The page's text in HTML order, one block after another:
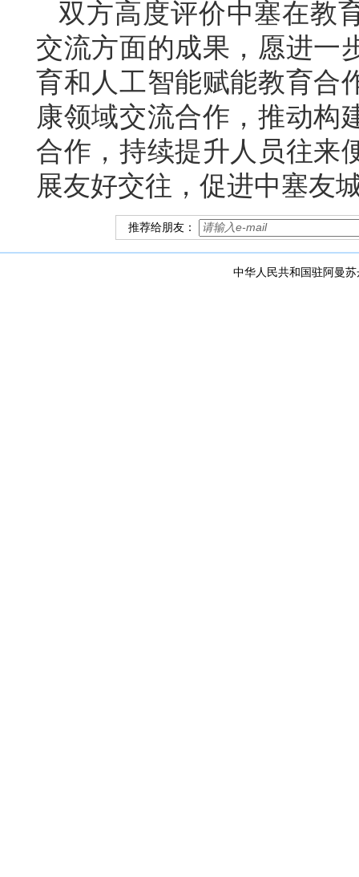
双方高度评价中塞在教
交流方面的成果，愿进一
育和人工智能赋能教育合
康领域交流合作，推动构
合作，持续提升人员往来
展友好交往，促进中塞友
推荐给朋友：
中华人民共和国驻阿曼